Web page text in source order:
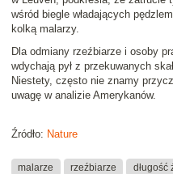
wśród biegle władających
kolką malarzy.
Dla odmiany rzeźbiarze i osoby
wdychają pył z przekuwanych
Niestety, często nie znamy
uwagę w analizie Amerykanów.
Źródło: Nature
malarze rzeźbiarze długość